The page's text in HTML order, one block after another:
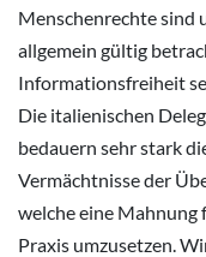
Menschenrechte sind
allgemein gültig
Informationsfreiheit
Die italienischen
bedauern sehr stark
Vermächtnisse der
welche eine Mahnung
Praxis umzusetzen.